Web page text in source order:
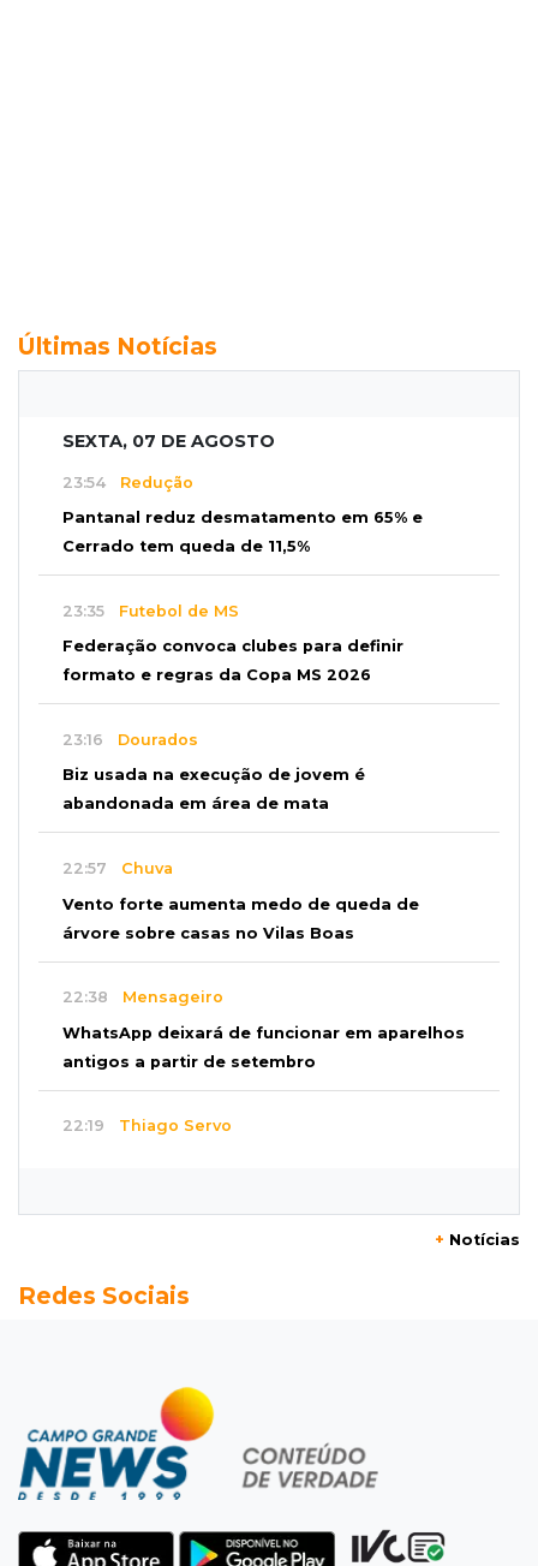
Últimas Notícias
SEXTA, 07 DE AGOSTO
23:54 Redução
Pantanal reduz desmatamento em 65% e
Cerrado tem queda de 11,5%
23:35 Futebol de MS
Federação convoca clubes para definir
formato e regras da Copa MS 2026
23:16 Dourados
Biz usada na execução de jovem é
abandonada em área de mata
22:57 Chuva
Vento forte aumenta medo de queda de
árvore sobre casas no Vilas Boas
22:38 Mensageiro
WhatsApp deixará de funcionar em aparelhos
antigos a partir de setembro
22:19 Thiago Servo
Semana vai começar com 909 novas
Flagrante
Motorista atinge carro parado, perde
retrovisor e foge no Jardim Antártica
“Sinto que ela está por perto”, diz mãe de
+ Notícias
Redes Sociais